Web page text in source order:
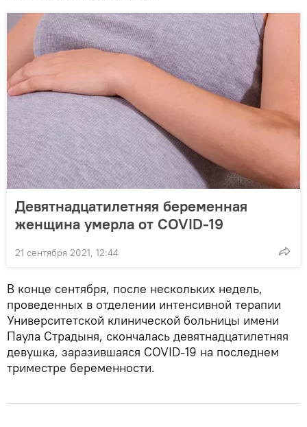
Девятнадцатилетняя беременная
женщина умерла от COVID-19
21 сентября 2021, 12:44
В конце сентября, после нескольких недель,
проведенных в отделении интенсивной терапии
Университетской клинической больницы имени
Паула Страдыня, скончалась девятнадцатилетняя
девушка, заразившаяся COVID-19 на последнем
триместре беременности.